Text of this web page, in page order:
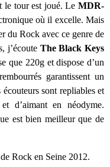
le tour est joué. Le MDR-
où il excelle. Mais
du Rock avec ce genre de
j’écoute The Black Keys
que 220g et dispose d’un
garantissent un
sont repliables et
d’aimant en néodyme.
est bien meilleur que de
Rock en Seine 2012.